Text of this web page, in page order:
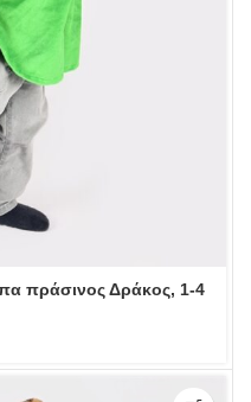
πράσινος Δράκος, 1-4